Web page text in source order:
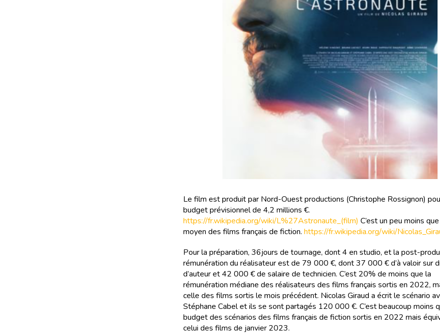
Le film est produit par Nord-Ouest productions (Christophe Rossignon)
budget prévisionnel de 4,2 millions €.
https://fr.wikipedia.org/wiki/L%27Astronaute_(film) C’est un peu moins
moyen des films français de fiction. https://fr.wikipedia.org/wiki/
Pour la préparation, 36jours de tournage, dont 4 en studio, et la post-
rémunération du réalisateur est de 79 000 €, dont 37 000 € d’à valoir sur
d’auteur et 42 000 € de salaire de technicien. C’est 20% de moins que la
rémunération médiane des réalisateurs des films français sortis en 2022,
celle des films sortis le mois précédent. Nicolas Giraud a écrit le scénario
Stéphane Cabel et ils se sont partagés 120 000 €. C’est beaucoup moins
budget des scénarios des films français de fiction sortis en 2022 mais
celui des films de janvier 2023.